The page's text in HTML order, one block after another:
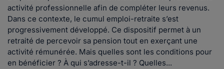
activité professionnelle afin de compléter leurs revenus.
Dans ce contexte, le cumul emploi-retraite s’est
progressivement développé. Ce dispositif permet à un
retraité de percevoir sa pension tout en exerçant une
activité rémunérée. Mais quelles sont les conditions pour
en bénéficier ? À qui s’adresse-t-il ? Quelles...